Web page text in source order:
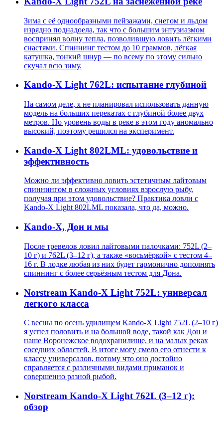
Зима с её однообразными пейзажами, снегом и льдом
изрядно поднадоела, так что с большим энтузиазмом
воспринял волну тепла, позволившую ловить лёгкими
снастями. Спиннинг тестом до 10 граммов, лёгкая
катушка, тонкий шнур — по всему по этому сильно
скучал всю зиму.
Kando-X Light 762L: испытание глубиной
На самом деле, я не планировал использовать данную
модель на больших перекатах с глубиной более двух
метров. Но уровень воды в реке в этом году аномально
высокий, поэтому решился на эксперимент.
Kando-X Light 802LML: удовольствие и
эффективность
Можно ли эффективно ловить эстетичным лайтовым
спиннингом в сложных условиях взрослую рыбу,
получая при этом удовольствие? Практика ловли с
Kando-X Light 802LML показала, что да, можно.
Kando-X, Дон и мы
После тревелов ловил лайтовыми палочками: 752L (2–
10 г) и 762L (3–12 г), а также «восьмёркой» с тестом 4–
16 г. В лодке любая из них будет гармонично дополнять
спиннинг с более серьёзным тестом для Дона.
Norstream Kando-X Light 752L: универсал
легкого класса
С весны по осень удилищем Kando-X Light 752L (2–10 г)
я успел половить и на большой воде, такой как Дон и
наше Воронежское водохранилище, и на малых реках
соседних областей. В итоге могу смело его отнести к
классу универсалов, потому что оно достойно
справляется с различными видами приманок и
совершенно разной рыбой.
Norstream Kando-X Light 762L (3–12 г):
обзор